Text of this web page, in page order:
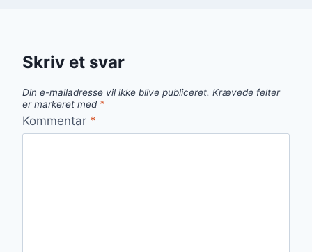
Skriv et svar
Din e-mailadresse vil ikke blive publiceret. Krævede felter
er markeret med *
Kommentar *